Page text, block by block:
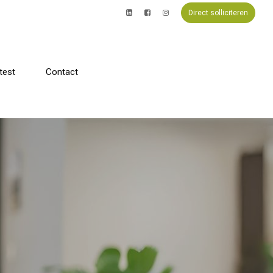
Direct so iciteren
Contact